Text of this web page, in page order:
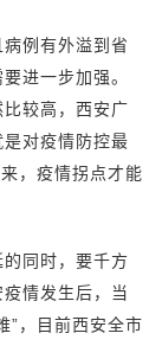
例有外溢到省
进一步加强。
较高，西安广
对疫情防控最
，疫情拐点才能
同时，要千方
情发生后，当
”，目前西安全市